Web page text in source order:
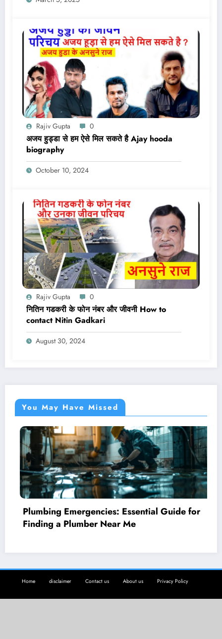
Rajiv Gupta 0
अजय हुड्डा से हम ऐसे मिल सकते है Ajay hooda
biography
October 10, 2024
Rajiv Gupta 0
नितिन गडकरी के फोन नंबर और जीवनी How to
contact Nitin Gadkari
August 30, 2024
You May Have Missed
for
New York City Summer Events: A
Guide to the Hottest Happenings